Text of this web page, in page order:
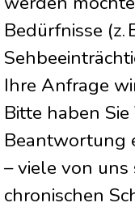
Bedürfnisse (z.
Ihre Anfrage
Bitte haben
Beantwortung
– viele von
chronischen